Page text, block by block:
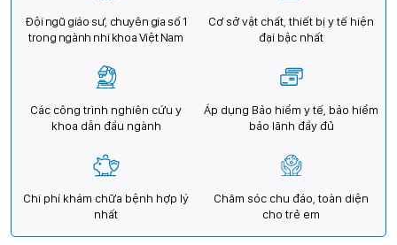
Đội ngũ giáo sư, chuyên gia số 1
trong ngành nhi khoa Việt Nam
Cơ sở vật chất, thiết bị y tế hiện
đại bậc nhất
Các công trình nghiên cứu y
khoa dẫn đầu ngành
Áp dụng Bảo hiểm y tế, bảo hiểm
bảo lãnh đầy đủ
Chi phí khám chữa bệnh hợp lý
nhất
Chăm sóc chu đáo, toàn diện
cho trẻ em